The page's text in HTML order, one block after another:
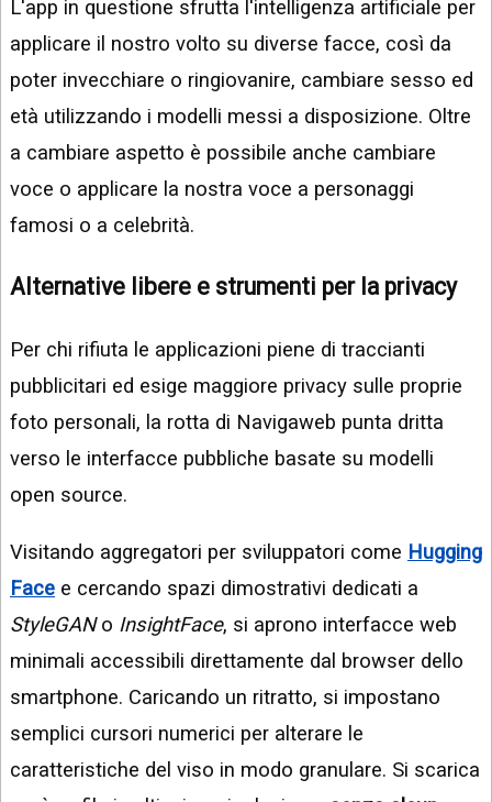
L'app in questione sfrutta l'intelligenza artificiale per
applicare il nostro volto su diverse facce, così da
poter invecchiare o ringiovanire, cambiare sesso ed
età utilizzando i modelli messi a disposizione. Oltre
a cambiare aspetto è possibile anche cambiare
voce o applicare la nostra voce a personaggi
famosi o a celebrità.
Alternative libere e strumenti per la privacy
Per chi rifiuta le applicazioni piene di traccianti
pubblicitari ed esige maggiore privacy sulle proprie
foto personali, la rotta di Navigaweb punta dritta
verso le interfacce pubbliche basate su modelli
open source.
Visitando aggregatori per sviluppatori come Hugging
Face e cercando spazi dimostrativi dedicati a
StyleGANo InsightFace, si aprono interfacce web
minimali accessibili direttamente dal browser dello
smartphone. Caricando un ritratto, si impostano
semplici cursori numerici per alterare le
caratteristiche del viso in modo granulare. Si scarica